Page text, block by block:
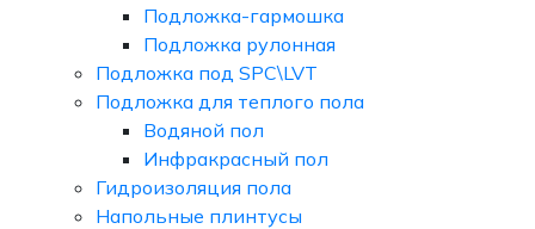
Подложка-гармошка
Подложка рулонная
Подложка под SPC\LVT
Подложка для теплого пола
Водяной пол
Инфракрасный пол
Гидроизоляция пола
Напольные плинтусы